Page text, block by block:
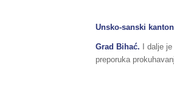
Unsko-sanski kanton
Grad Bihać.
I dalje
preporuka